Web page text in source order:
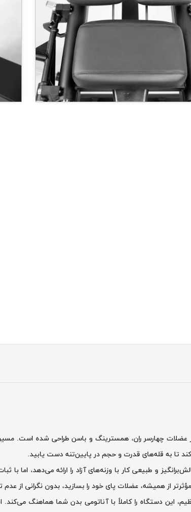
عضلات چهارسر ران، همسترینگ و باسن طراحی شده است.
تا به قله‌های قدرت و حجم در پایین‌تنه دست یابید.
و طبیعی کار با وزنه‌های آزاد را ارائه می‌دهد، اما
از همیشه، عضلات پای خود را بسازید، بدون نگرانی از عدم
این دستگاه را کاملاً با آناتومی بدن شما هماهنگ می‌کند.